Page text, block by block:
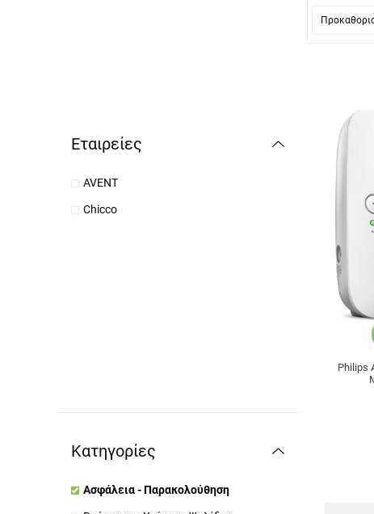
Εταιρείες
AVENT
Chicco
Κατηγορίες
Ασφάλεια - Παρακολούθηση
Philips